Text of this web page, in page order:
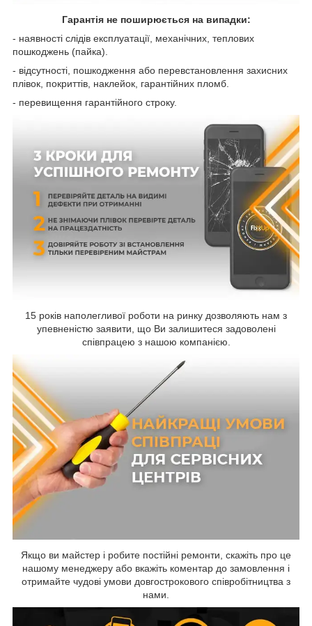
Гарантія не поширюється на випадки:
- наявності слідів експлуатації, механічних, теплових
пошкоджень (пайка).
- відсутності, пошкодження або перевстановлення захисних
плівок, покриттів, наклейок, гарантійних пломб.
- перевищення гарантійного строку.
15 років наполегливої роботи на ринку дозволяють нам з
упевненістю заявити, що Ви залишитеся задоволені
співпрацею з нашою компанією.
Якщо ви майстер і робите постійні ремонти, скажіть про це
нашому менеджеру або вкажіть коментар до замовлення і
отримайте чудові умови довгострокового співробітництва з
нами.